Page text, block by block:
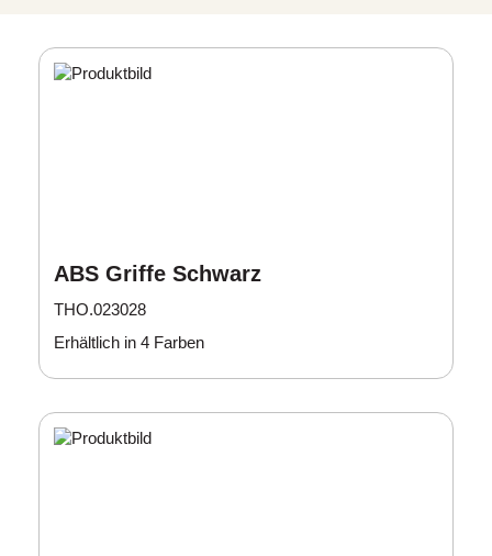
ABS Griffe Schwarz
THO.023028
Erhältlich in 4 Farben